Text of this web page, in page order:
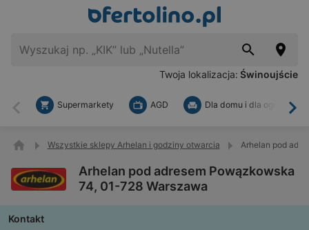
Twoja lokalizacja: Świnoujście
Wstecz
Supermarkety AGD Dla domu i dla ogrodu
Wszystkie sklepy Arhelan i godziny otwarcia Arhelan pod
Arhelan pod adresem Powązkowska
74, 01-728 Warszawa
Kontakt